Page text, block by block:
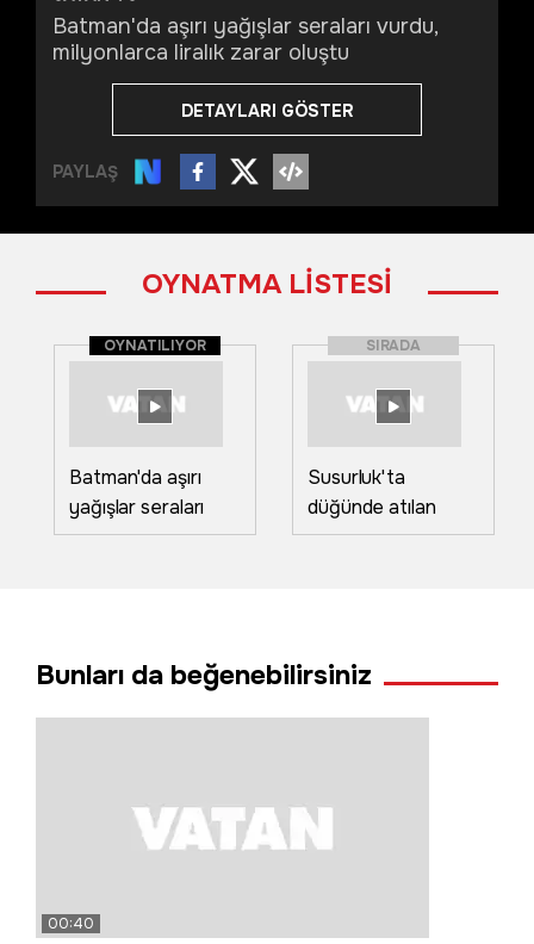
Batman'da aşırı yağışlar seraları vurdu,
milyonlarca liralık zarar oluştu
DETAYLARI GÖSTER
PAYLAŞ
OYNATMA LİSTESİ
OYNATILIYOR
Batman'da aşırı
yağışlar seraları
vurdu, milyonlarca
SIRADA
Susurluk'ta
düğünde atılan
havai fişekler
Bunları da beğenebilirsiniz
00:40